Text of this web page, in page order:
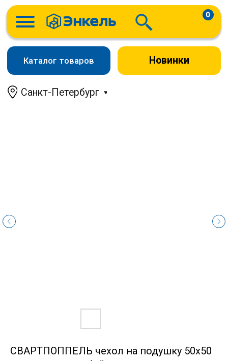
Новинки
Санкт-Петербург
СВАРТПОППЕЛЬ чехол на подушку 50х50